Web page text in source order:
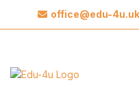
Obiecujemy, że nie
Podaj nam swoje
mogli się z Tobą
office@edu-4u.uk